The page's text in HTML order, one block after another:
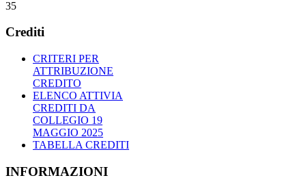
Crediti
CRITERI PER
ATTRIBUZIONE
CREDITO
ELENCO ATTIVIA
CREDITI DA
COLLEGIO 19
MAGGIO 2025
TABELLA CREDITI
INFORMAZIONI